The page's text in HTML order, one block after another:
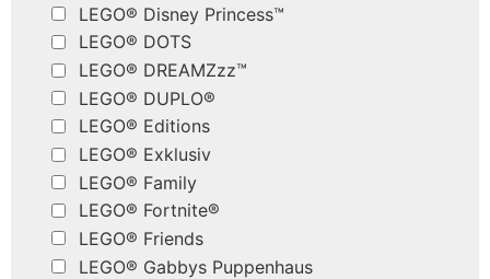
LEGO® Disney Princess™
LEGO® DOTS
LEGO® DREAMZzz™
LEGO® DUPLO®
LEGO® Editions
LEGO® Exklusiv
LEGO® Family
LEGO® Fortnite®
LEGO® Friends
LEGO® Gabbys Puppenhaus